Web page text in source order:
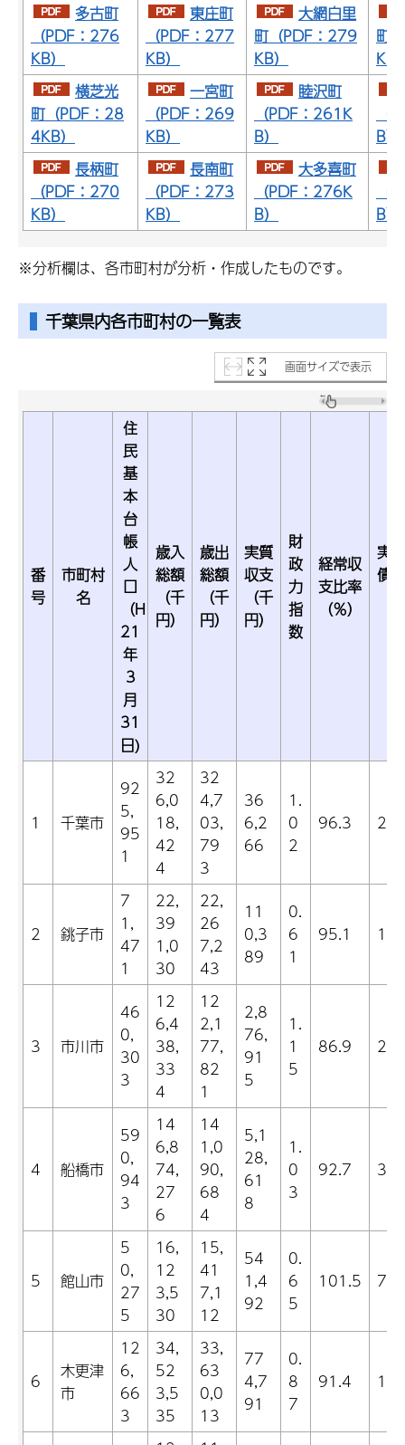
多古町
（PDF：276
KB）
東庄町
（PDF：277
KB）
大網白里
町（PDF：279
KB）
町
KB
横芝光
町（PDF：28
4KB）
一宮町
（PDF：269
KB）
睦沢町
（PDF：261K
B）
（
B）
長柄町
（PDF：270
KB）
長南町
（PDF：273
KB）
大多喜町
（PDF：276K
B）
（
B）
※分析欄は、各市町村が分析・作成したものです。
千葉県内各市町村の一覧表
画面サイズで表示
番
号
市町村
名
住
民
基
本
台
帳
人
口
（H
21
年
3
月
31
日)
歳入
総額
（千
円）
歳出
総額
（千
円）
実質
収支
（千
円）
財
政
力
指
数
経常収
支比率
（％）
実
債
1 千葉市
92
5,
95
1
32
6,0
18,
42
4
32
4,7
03,
79
3
36
6,2
66
1.
0
2
96.3
2 銚子市
7
1,
47
1
22,
39
1,0
30
22,
26
7,2
43
11
0,3
89
0.
6
1
95.1
3 市川市
46
0,
30
3
12
6,4
38,
33
4
12
2,1
77,
82
1
2,8
76,
91
5
1.
1
5
86.9 2.8
4 船橋市
59
0,
94
3
14
6,8
74,
27
6
14
1,0
90,
68
4
5,1
28,
61
8
1.
0
3
92.7 3.6
5 館山市
5
0,
27
5
16,
12
3,5
30
15,
41
7,1
12
54
1,4
92
0.
6
5
101.5 7.5
6
木更津
市
12
6,
66
3
34,
52
3,5
35
33,
63
0,0
13
77
4,7
91
0.
8
7
91.4